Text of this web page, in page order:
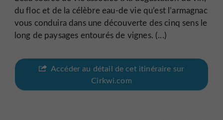
du floc et de la célèbre eau-de vie qu’est l’armagnac
vous conduira dans une découverte des cinq sens le
long de paysages entourés de vignes. (...)
Accéder au détail de cet itinéraire sur
Cirkwi.com